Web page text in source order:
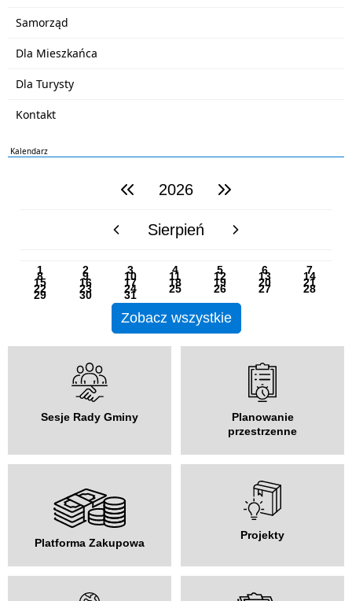
Samorząd
Dla Mieszkańca
Dla Turysty
Kontakt
Kalendarz
poprzedni rok2026 następny rok
poprzedni miesiącSierpień następny miesiąc
1 2 3 4 5 6 7
8 9 10 11 12 13 14
15 16 17 18 19 20 21
22 23 24 25 26 27 28
29 30 31
Zobacz wszystkie
Sesje Rady Gminy
Planowanie
przestrzenne
Platforma Zakupowa
Projekty